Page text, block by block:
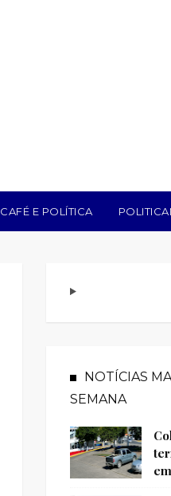
CAFÉ E POLÍTICA
NOTÍCIAS
SEMANA